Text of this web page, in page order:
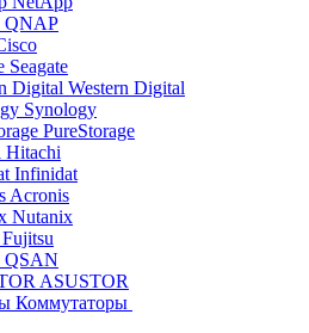
QNAP
Seagate
Western Digital
Synology
PureStorage
Hitachi
Infinidat
Acronis
Nutanix
Fujitsu
QSAN
ASUSTOR
Коммутаторы